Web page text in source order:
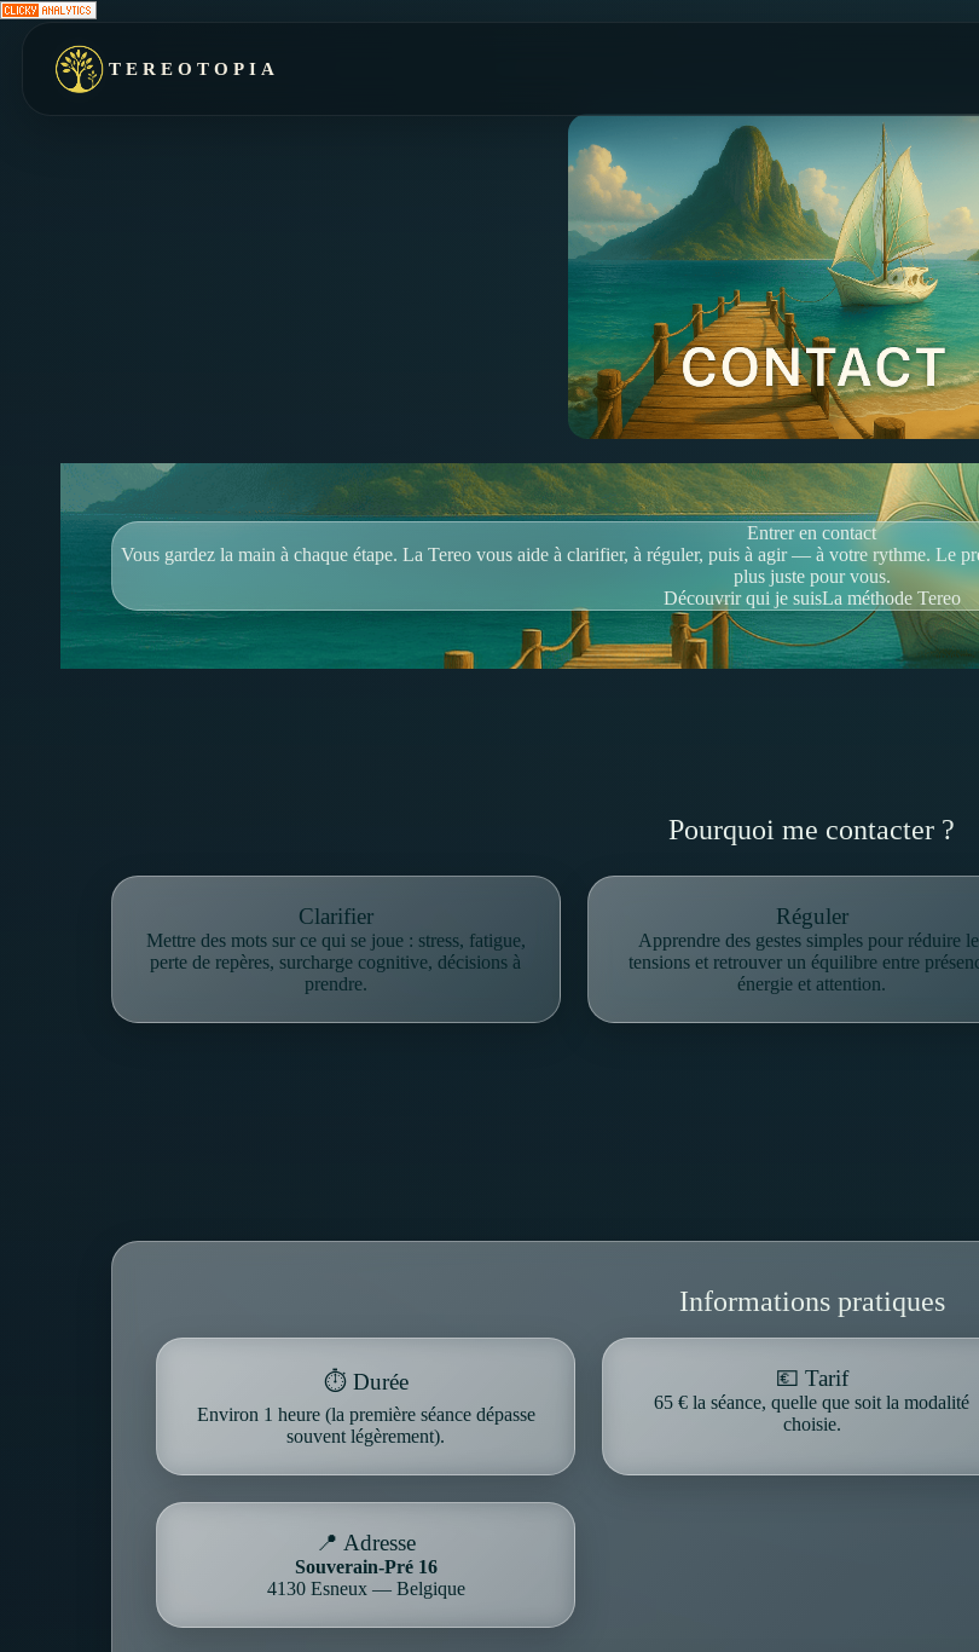
TEREOTOPIA
Entrer en contact
Vous gardez la main à chaque étape. La Tereo vous aide à clarifier, à réguler, puis à agir — à votre rythme. Le
plus juste pour vous.
Découvrir qui je suisLa méthode Tereo
Pourquoi me contacter ?
Clarifier
Mettre des mots sur ce qui se joue : stress, fatigue,
perte de repères, surcharge cognitive, décisions à
prendre.
Réguler
Apprendre des gestes simples pour réduire
tensions et retrouver un équilibre entre
énergie et attention.
Informations pratiques
⏱️ Durée
Environ 1 heure (la première séance dépasse
souvent légèrement).
💶 Tarif
65 € la séance, quelle que soit la modalité
choisie.
📍 Adresse
Souverain-Pré 16
4130 Esneux — Belgique